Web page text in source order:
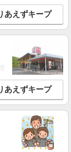
：年2回 ※業績に
足柄下郡湯河原町
フ（初任者研修）
変動の可能性あ
足柄下郡湯河原町
細を見る
あえずキープ
・太田市・館林市
あえずキープ